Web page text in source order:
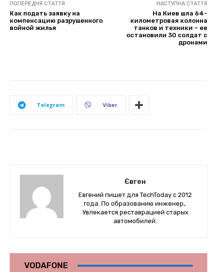
ПОПЕРЕДНЯ СТАТТЯ
Как подать заявку на
компенсацию разрушенного
войной жилья
НАСТУПНА СТАТТЯ
На Киев шла 64-
километровая колонна
танков и техники – ее
остановили 30 солдат с
дронами
Telegram Viber
Євген
Евгений пишет для TechToday с 2012
года. По образованию инженер,.
Увлекается реставрацией старых
автомобилей.
VODAFONE